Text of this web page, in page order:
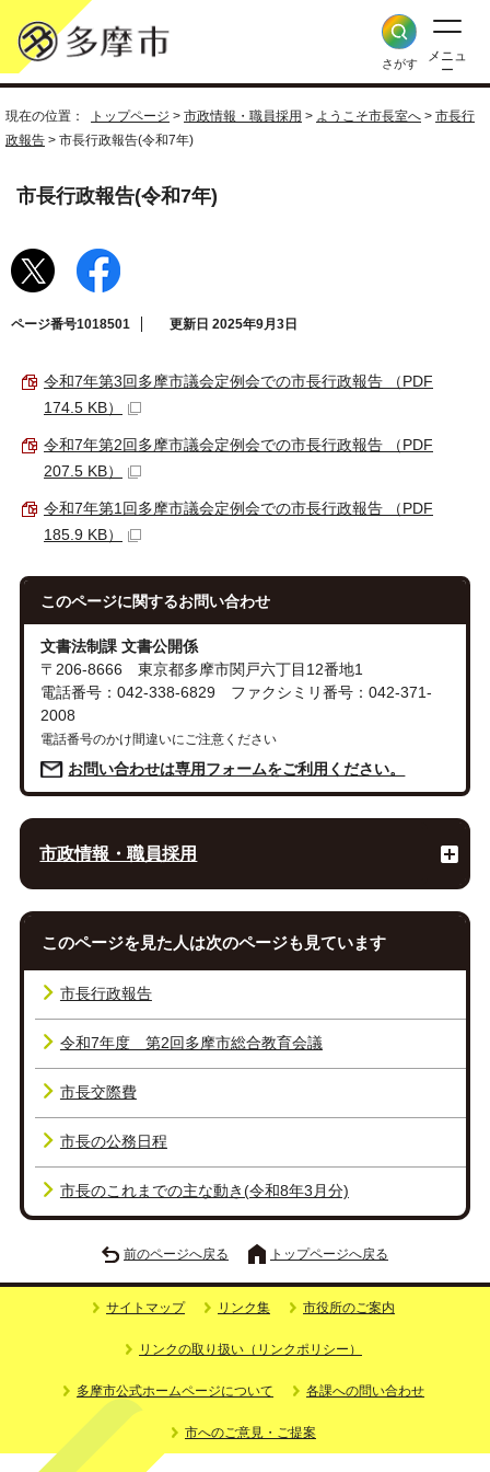
さがす
メニュ
ー
現在の位置： トップページ > 市政情報・職員採用 > ようこそ市長室へ > 市長行
政報告 > 市長行政報告(令和7年)
市長行政報告(令和7年)
ページ番号1018501 更新日 2025年9月3日
令和7年第3回多摩市議会定例会での市長行政報告 （PDF
174.5 KB）
令和7年第2回多摩市議会定例会での市長行政報告 （PDF
207.5 KB）
令和7年第1回多摩市議会定例会での市長行政報告 （PDF
185.9 KB）
このページに関するお問い合わせ
文書法制課 文書公開係
〒206-8666 東京都多摩市関戸六丁目12番地1
電話番号：042-338-6829 ファクシミリ番号：042-371-
2008
電話番号のかけ間違いにご注意ください
お問い合わせは専用フォームをご利用ください。
市政情報・職員採用
このページを見た人は次のページも見ています
市長行政報告
令和7年度 第2回多摩市総合教育会議
市長交際費
市長の公務日程
市長のこれまでの主な動き(令和8年3月分)
前のページへ戻る トップページへ戻る
サイトマップ リンク集 市役所のご案内
リンクの取り扱い（リンクポリシー）
多摩市公式ホームページについて 各課への問い合わせ
市へのご意見・ご提案